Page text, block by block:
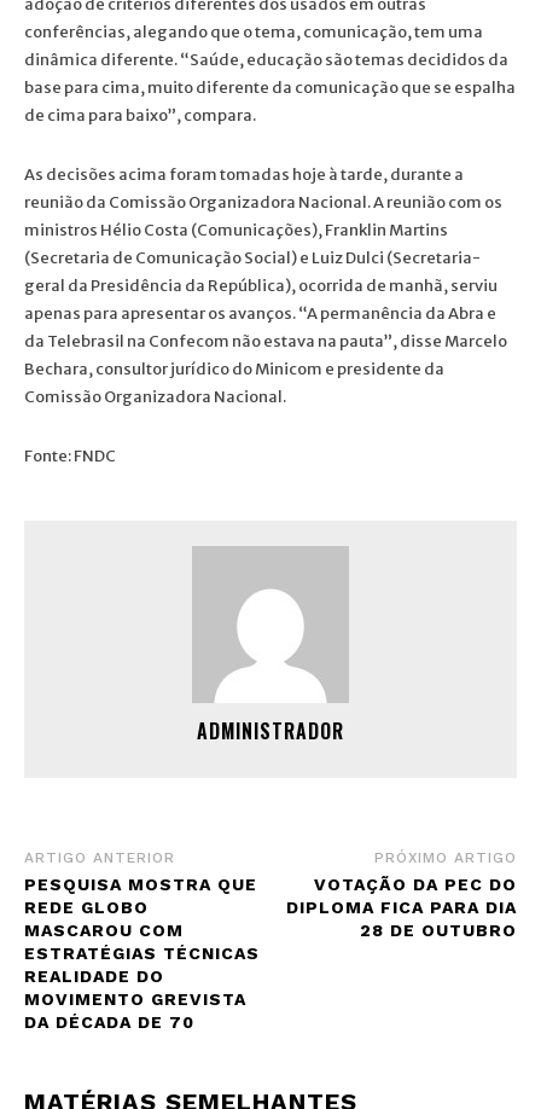
conferências, alegando que o tema, comunicação, tem uma
dinâmica diferente. “Saúde, educação são temas decididos da
base para cima, muito diferente da comunicação que se espalha
de cima para baixo”, compara.
As decisões acima foram tomadas hoje à tarde, durante a
reunião da Comissão Organizadora Nacional. A reunião com os
ministros Hélio Costa (Comunicações), Franklin Martins
(Secretaria de Comunicação Social) e Luiz Dulci (Secretaria-
geral da Presidência da República), ocorrida de manhã, serviu
apenas para apresentar os avanços. “A permanência da Abra e
da Telebrasil na Confecom não estava na pauta”, disse Marcelo
Bechara, consultor jurídico do Minicom e presidente da
Comissão Organizadora Nacional.
Fonte: FNDC
ADMINISTRADOR
ARTIGO ANTERIOR
PESQUISA MOSTRA QUE
REDE GLOBO
MASCAROU COM
ESTRATÉGIAS TÉCNICAS
REALIDADE DO
MOVIMENTO GREVISTA
DA DÉCADA DE 70
PRÓXIMO ARTIGO
VOTAÇÃO DA PEC DO
DIPLOMA FICA PARA DIA
28 DE OUTUBRO
MATÉRIAS SEMELHANTES